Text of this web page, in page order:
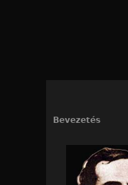
Bevezetés